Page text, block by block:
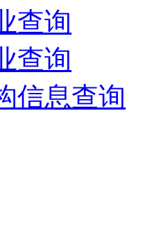
查询
查询
信息查询